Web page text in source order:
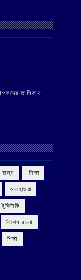
তালিকায়
‌ রাজ্য ‌ শিক্ষা
আবহাওয়া
টুকিটাকি
বিশেষ রচনা
শিক্ষা